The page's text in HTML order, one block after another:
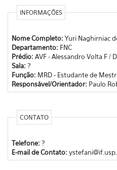
INFORMAÇÕES
Nome Completo:Yuri Naghirniac
Departamento: FNC
Prédio: AVF - Alessandro Volta F /
Sala: ?
Função: MRD - Estudante de
Responsável/Orientador: Paulo
CONTATO
Telefone: ?
E-mail de Contato: